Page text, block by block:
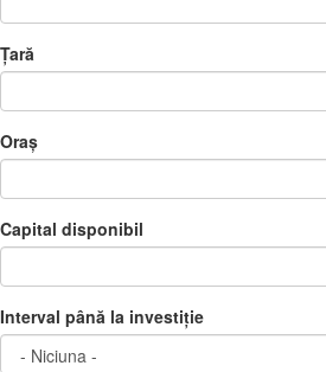
Țară
Oraș
Capital disponibil
Interval până la investiție